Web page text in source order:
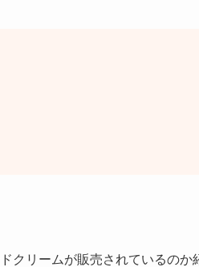
クリームが販売されているのか